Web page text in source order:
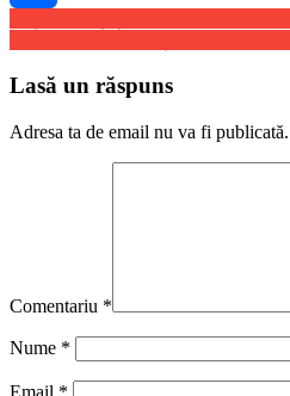
Share
Navigare
în
articole
Lasă un răspuns
Adresa ta de email nu va fi publicată.
Comentariu *
Nume *